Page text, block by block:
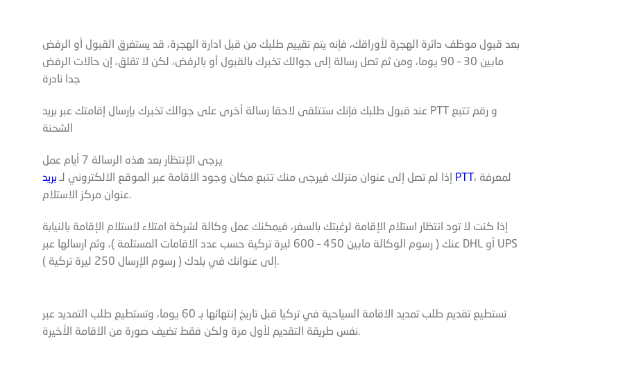
بعد قبول موظف دائرة الهجرة لأوراقك، فإنه يتم تقييم طلبك من قبل ادارة الهجرة، قد يستغرق القبول أو الرفض
مابين 30 – 90 يوما، ومن ثم تصل رسالة إلى جوالك تخبرك بالقبول أو بالرفض،
لكن لا تقلق، إن حالات الرفض
جدا نادرة
عند قبول طلبك فإنك ستتلقى لاحقا رسالة أخرى على جوالك تخبرك بإرسال إقامتك عبر بريد PTT و رقم تتبع
الشحنة
يرجى الإنتظار بعد هذه الرسالة 7 أيام عمل
إذا لم تصل إلى عنوان منزلك فيرجى منك تتبع مكان وجود الاقامة عبر الموقع الالكتروني لـ
بريد PTT ، لمعرفة
عنوان مركز الاستلام.
إذا كنت لا تود انتظار استلام الإقامة لرغبتك بالسفر، فيمكنك عمل وكالة لشركة امتلاء لاستلام الإقامة بالنيابة
عنك ( رسوم الوكالة مابين 450 – 600 ليرة تركية حسب عدد الاقامات المستلمة )، وثم ارسالها عبر DHL أو UPS
إلى عنوانك في بلدك ( رسوم الإرسال 250 ليرة تركية ).
تستطيع تقديم طلب تمديد الاقامة السياحية في تركيا قبل تاريخ إنتهائها بـ 60 يوما، وتستطيع طلب التمديد عبر
نفس طريقة التقديم لأول مرة ولكن فقط تضيف صورة من الاقامة الأخيرة.